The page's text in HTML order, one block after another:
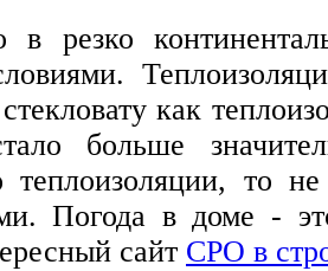
в резко
как
больше
теплоизоляции, то
Погода в доме -
сайт СРО в